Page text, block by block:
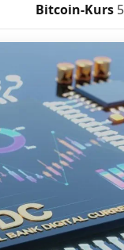
Bitcoin-Kurs